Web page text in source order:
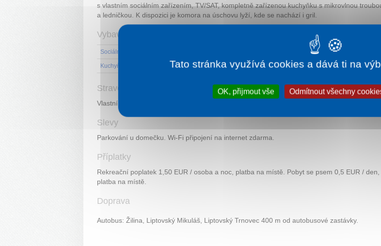
s vlastním sociálním zařízením, TV/SAT, kompletně zařízenou kuchyňku s mikrovlnou
a ledničkou. K dispozici je komora na úschovu lyží, kde se nachází i gril.
Vybavení
Sociální zařízení na pokoji Připojení k internetu
Kuchyňský kout v pokoji
Stravování
Vlastní strava. Příprava jídla v zařízené kuchyňce.
Slevy
Parkování u domečku. Wi-Fi připojení na internet zdarma.
Příplatky
Rekreační poplatek 1,50 EUR / osoba a noc, platba na místě. Pobyt se psem 0,5 EUR / den,
platba na místě.
Doprava
Autobus: Žilina, Liptovský Mikuláš, Liptovský Trnovec 400 m od autobusové zastávky.
Tato stránka využívá cookies a dává ti na
OK, přijmout vše Odmítnout všechny